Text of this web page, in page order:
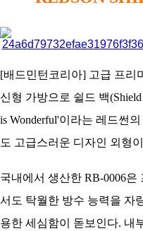
[배드민턴코리아] 고급 프리
신형 가방으로 쉴드 백
is Wonderful'이라는 레드썬
도 고급스러운 디자인 외형
국내에서 생산한 RB-0006
서도 탁월한 방수 능력을 자
용한 세심함이 돋보인다. 내